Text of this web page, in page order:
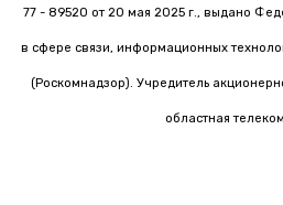
77 - 89520 от 20 мая 2025 г., выдано
в сфере связи, информационных
(Роскомнадзор). Учредитель
областная